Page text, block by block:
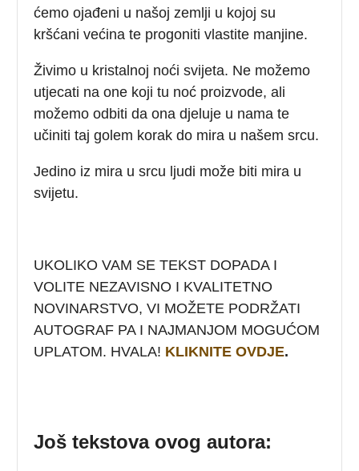
ćemo ojađeni u našoj zemlji u kojoj su
kršćani većina te progoniti vlastite manjine.
Živimo u kristalnoj noći svijeta. Ne možemo
utjecati na one koji tu noć proizvode, ali
možemo odbiti da ona djeluje u nama te
učiniti taj golem korak do mira u našem srcu.
Jedino iz mira u srcu ljudi može biti mira u
svijetu.
UKOLIKO VAM SE TEKST DOPADA I
VOLITE NEZAVISNO I KVALITETNO
NOVINARSTVO, VI MOŽETE PODRŽATI
AUTOGRAF PA I NAJMANJOM MOGUĆOM
UPLATOM. HVALA! KLIKNITE OVDJE.
Još tekstova ovog autora: